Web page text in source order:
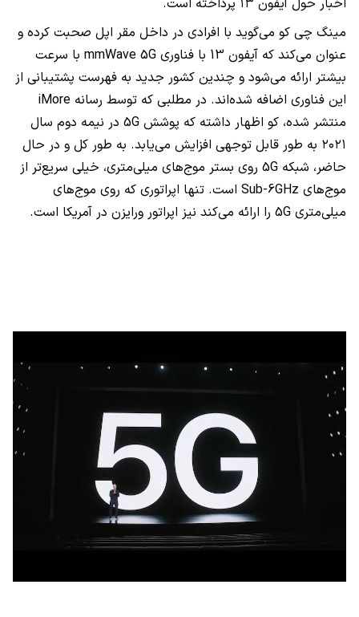
اخبار حول آیفون ۱۳ پرداخته است.
مینگ چی کو می‌گوید با افرادی در داخل مقر اپل صحبت کرده و
عنوان می‌کند که آیفون 13 با فناوری mmWave 5G با سرعت
بیشتر ارائه می‌شود و چندین کشور جدید به فهرست پشتیبانی از
این فناوری اضافه شده‌اند. در مطلبی که توسط رسانه iMore
منتشر شده، کو اظهار داشته که پوشش 5G در نیمه دوم سال
۲۰۲۱ به طور قابل توجهی افزایش می‌یابد. به طور کل و در حال
حاضر، شبکه 5G روی بستر موج‌های میلی‌متری، خیلی سریع‌تر از
موج‌های Sub-6GHz است. تنها اپراتوری که روی موج‌های
میلی‌متری 5G را ارائه می‌کند نیز اپراتور ورایزن در آمریکا است.